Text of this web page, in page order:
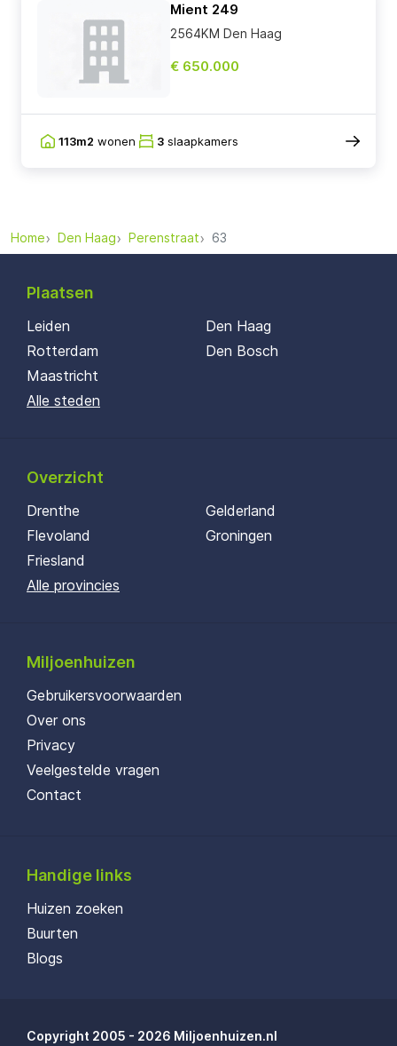
Mient 249
2564KM Den Haag
€ 650.000
113m2 wonen 3 slaapkamers
Home Den Haag Perenstraat 63
Plaatsen
Leiden
Rotterdam
Maastricht
Den Haag
Den Bosch
Alle steden
Overzicht
Drenthe
Flevoland
Friesland
Gelderland
Groningen
Alle provincies
Miljoenhuizen
Gebruikersvoorwaarden
Over ons
Privacy
Veelgestelde vragen
Contact
Handige links
Huizen zoeken
Buurten
Blogs
Copyright 2005 - 2026 Miljoenhuizen.nl